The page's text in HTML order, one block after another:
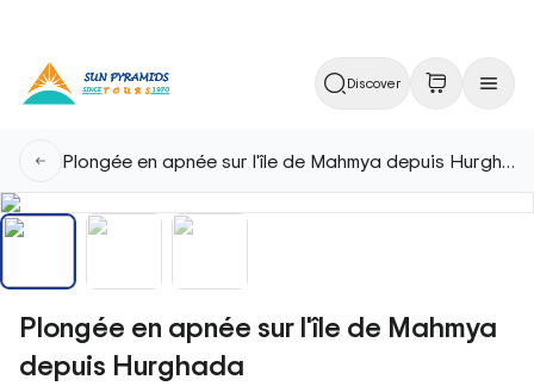
Discover
Plongée en apnée sur l'île de Mahmya depuis Hurghada
Plongée en apnée sur l'île de Mahmya
depuis Hurghada